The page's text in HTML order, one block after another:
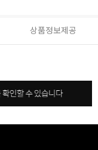
상품정보제공